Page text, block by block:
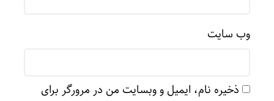
وب‌ سایت
ذخیره نام، ایمیل و وبسایت من در مرورگر برای